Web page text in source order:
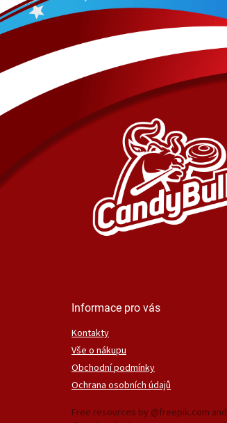
t
í
Informace pro vás
Kontakty
Vše o nákupu
Obchodní podmínky
Ochrana osobních údajů
Free resources by @freepik.com and